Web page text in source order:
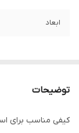
ابعاد
توضیحات
کیفی مناسب برای